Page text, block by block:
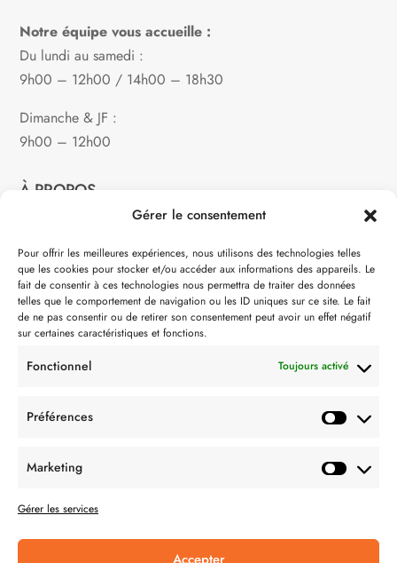
Gérer le consentement
Pour offrir les meilleures expériences, nous utilisons des technologies telles
que les cookies pour stocker et/ou accéder aux informations des appareils. Le
fait de consentir à ces technologies nous permettra de traiter des données
telles que le comportement de navigation ou les ID uniques sur ce site. Le fait
de ne pas consentir ou de retirer son consentement peut avoir un effet négatif
sur certaines caractéristiques et fonctions.
Fonctionnel Toujours activé
Préférences
Marketing
Gérer les services
Accepter
Notre équipe vous accueille :
Du lundi au samedi :
9h00 – 12h00 / 14h00 – 18h30
Dimanche & JF :
9h00 – 12h00
À PROPOS
Notre philosophie
Contact
Partenaire de: